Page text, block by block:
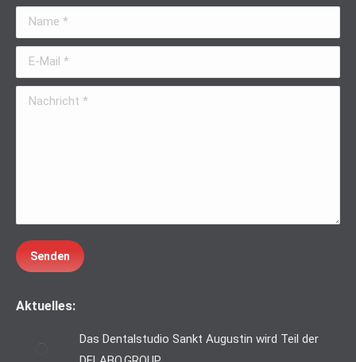
in
new
window
in
new
window
opens
new
Name *
E-Mail *
Nachricht *
Senden
Aktuelles:
Das Dentalstudio Sankt Augustin wird Teil der